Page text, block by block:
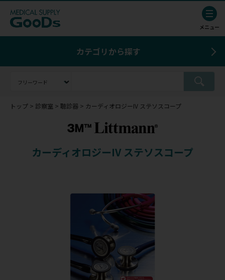
カテゴリから探す
トップ 診察室 聴診器 カーディオロジーIV ステソスコープ
カーディオロジーIV ステソスコープ